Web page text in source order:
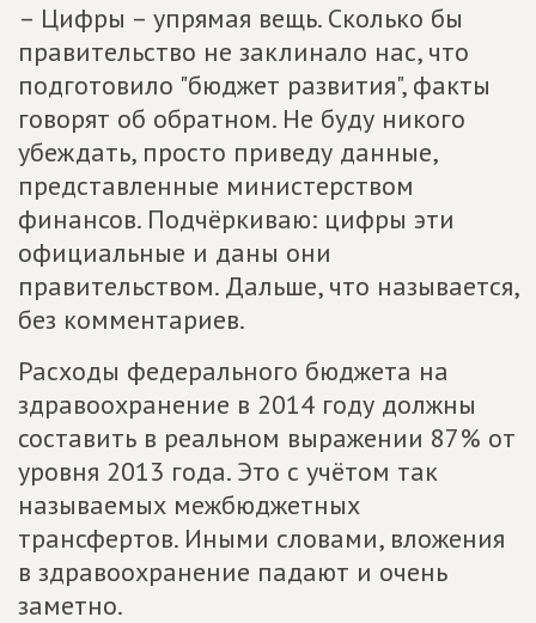
– Цифры – упрямая вещь. Сколько бы
правительство не заклинало нас, что
подготовило "бюджет развития", факты
говорят об обратном. Не буду никого
убеждать, просто приведу данные,
представленные министерством
финансов. Подчёркиваю: цифры эти
официальные и даны они
правительством. Дальше, что называется,
без комментариев.
Расходы федерального бюджета на
здравоохранение в 2014 году должны
составить в реальном выражении 87% от
уровня 2013 года. Это с учётом так
называемых межбюджетных
трансфертов. Иными словами, вложения
в здравоохранение падают и очень
заметно.